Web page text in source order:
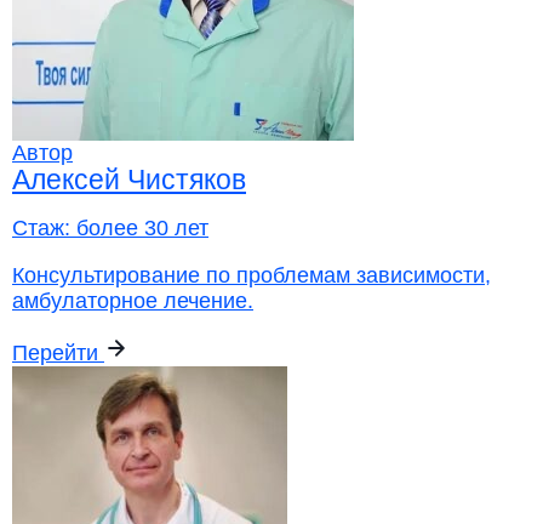
Автор
Алексей Чистяков
Стаж: более 30 лет
Консультирование по проблемам зависимости,
амбулаторное лечение.
Перейти